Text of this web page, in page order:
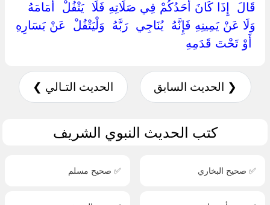
‏قَالَ ‏ ‏إِذَا كَانَ أَحَدُكُمْ فِي صَلَاتِهِ فَلَا ‏ ‏يَتْفُلْ ‏ ‏أَمَامَهُ
وَلَا عَنْ يَمِينِهِ فَإِنَّهُ ‏ ‏يُنَاجِي ‏ ‏رَبَّهُ ‏ ‏وَلْيَتْفُلْ ‏ ‏عَنْ يَسَارِهِ
‏ ‏أَوْ تَحْتَ قَدَمِهِ ‏
❮ الحديث السابق الحديث التـالي ❯
كتب الحديث النبوي الشريف
✅ صحيح البخاري ✅ صحيح مسلم